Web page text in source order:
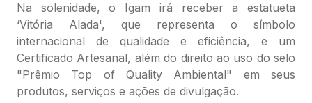
Na solenidade, o Igam irá receber a estatueta
‘Vitória Alada', que representa o símbolo
internacional de qualidade e eficiência, e um
Certificado Artesanal, além do direito ao uso do selo
"Prêmio Top of Quality Ambiental" em seus
produtos, serviços e ações de divulgação.